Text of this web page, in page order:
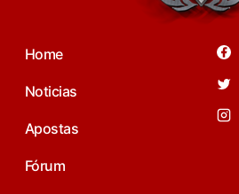
Home
Noticias
Apostas
Fórum